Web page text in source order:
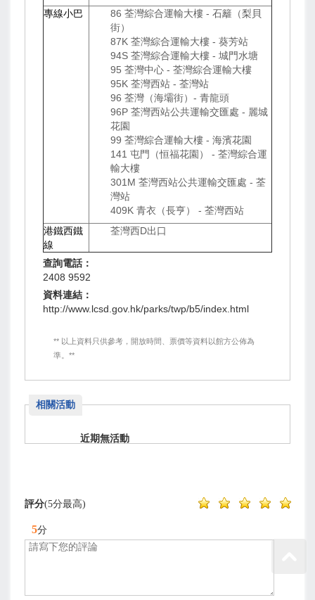
專線小巴
86 荃灣綜合運輸大樓 - 石籬（梨貝
街）
87K 荃灣綜合運輸大樓 - 葵芳站
94S 荃灣綜合運輸大樓 - 城門水塘
95 荃灣中心 - 荃灣綜合運輸大樓
95K 荃灣西站 - 荃灣站
96 荃灣（海壩街）- 青龍頭
96P 荃灣西站公共運輸交匯處 - 麗城
花園
99 荃灣綜合運輸大樓 - 海濱花園
141 屯門（恒福花園） - 荃灣綜合運
輸大樓
301M 荃灣西站公共運輸交匯處 - 荃
灣站
409K 青衣（長亨） - 荃灣西站
港鐵西鐵
線
荃灣西D出口
查詢電話：
2408 9592
資料連結：
http://www.lcsd.gov.hk/parks/twp/b5/index.html
** 以上資料只供參考，開放時間、票價等資料以館方公佈為
準。**
相關活動
近期無活動
評分(5分最高)
5分